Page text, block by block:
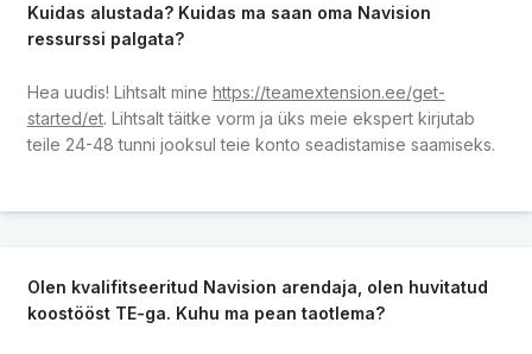
Kuidas alustada? Kuidas ma saan oma Navision
ressurssi palgata?
Hea uudis! Lihtsalt mine https://teamextension.ee/get-
started/et. Lihtsalt täitke vorm ja üks meie ekspert kirjutab
teile 24-48 tunni jooksul teie konto seadistamise saamiseks.
Olen kvalifitseeritud Navision arendaja, olen huvitatud
koostööst TE-ga. Kuhu ma pean taotlema?